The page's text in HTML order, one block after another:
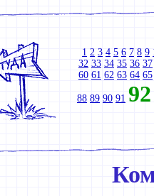
1 2 3 4 5 6 7 8 9
32 33 34 35 36 37
60 61 62 63 64 65
88 89 90 91 92